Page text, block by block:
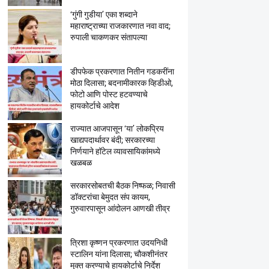
‘गुंगी गुडीया’ एका शब्दाने
महाराष्ट्राच्या राजकारणात नवा वाद;
रुपाली चाकणकर संतापल्या
डीपफेक प्रकरणात नितीन गडकरींना
मोठा दिलासा; बदनामीकारक व्हिडीओ,
फोटो आणि पोस्ट हटवण्याचे
हायकोर्टाचे आदेश
राज्यात आजपासून ‘या’ लोकप्रिय
खाद्यपदार्थावर बंदी; सरकारच्या
निर्णयाने हॉटेल व्यावसायिकांमध्ये
खळबळ
सरकारसोबतची बैठक निष्फळ; निवासी
डॉक्टरांचा बेमुदत संप कायम,
गुरुवारपासून आंदोलन आणखी तीव्र
त्रिशा कृष्णन प्रकरणात उदयनिधी
स्टालिन यांना दिलासा; चौकशीनंतर
मुक्त करण्याचे हायकोर्टाचे निर्देश